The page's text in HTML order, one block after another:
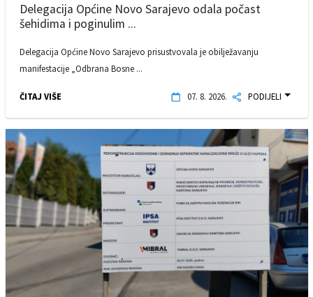
Delegacija Općine Novo Sarajevo odala počast
šehidima i poginulim ...
Delegacija Općine Novo Sarajevo prisustvovala je obilježavanju
manifestacije „Odbrana Bosne ...
ČITAJ VIŠE 07. 8. 2026. PODIJELI